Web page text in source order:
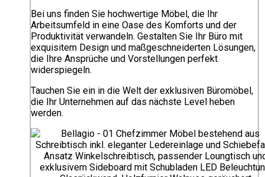
Bei uns finden Sie hochwertige Möbel, die Ihr
Arbeitsumfeld in eine Oase des Komforts und der
Produktivität verwandeln. Gestalten Sie Ihr Büro mit
exquisitem Design und maßgeschneiderten Lösungen,
die Ihre Ansprüche und Vorstellungen perfekt
widerspiegeln.
Tauchen Sie ein in die Welt der exklusiven Büromöbel,
die Ihr Unternehmen auf das nächste Level heben
werden.